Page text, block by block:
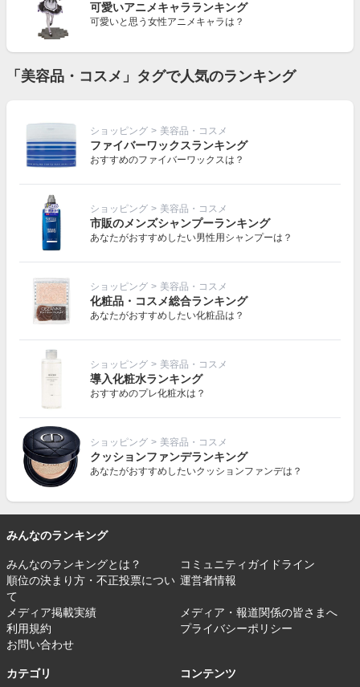
可愛いアニメキャラランキング
可愛いと思う女性アニメキャラは？
「美容品・コスメ」タグで人気のランキング
ショッピング > 美容品・コスメ
ファイバーワックスランキング
おすすめのファイバーワックスは？
ショッピング > 美容品・コスメ
市販のメンズシャンプーランキング
あなたがおすすめしたい男性用シャンプーは？
ショッピング > 美容品・コスメ
化粧品・コスメ総合ランキング
あなたがおすすめしたい化粧品は？
ショッピング > 美容品・コスメ
導入化粧水ランキング
おすすめのプレ化粧水は？
ショッピング > 美容品・コスメ
クッションファンデランキング
あなたがおすすめしたいクッションファンデは？
みんなのランキング
みんなのランキングとは？
コミュニティガイドライン
順位の決まり方・不正投票につい
て
運営者情報
メディア掲載実績
メディア・報道関係の皆さまへ
利用規約
プライバシーポリシー
お問い合わせ
カテゴリ コンテンツ